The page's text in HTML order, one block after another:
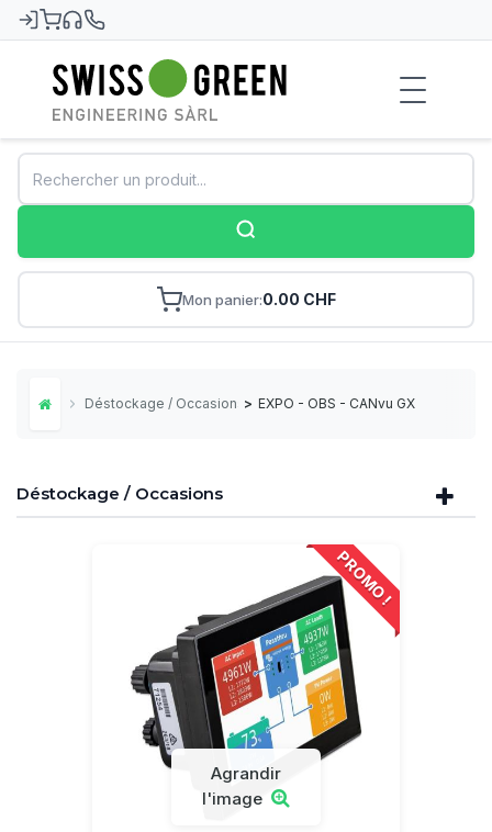
Swiss-Green
Mon panier 0.00 CHF
Home Déstockage / Occasions > EXPO - OBS - CANvu GX
Déstockage / Occasions
PROMO !
Agrandir
l'image